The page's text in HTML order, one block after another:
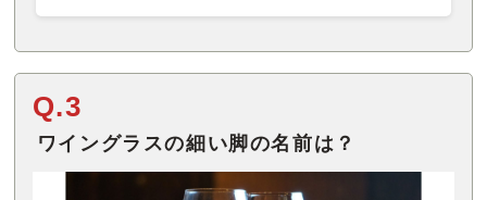
Q.3
ワイングラスの細い脚の名前は？